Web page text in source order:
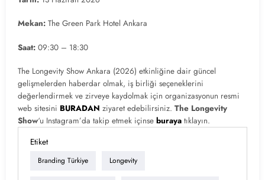
Mekan: The Green Park Hotel Ankara
Saat: 09:30 – 18:30
The Longevity Show Ankara (2026) etkinliğine dair güncel
gelişmelerden haberdar olmak, iş birliği seçeneklerini
değerlendirmek ve zirveye kaydolmak için organizasyonun resmi
web sitesini BURADAN ziyaret edebilirsiniz. The Longevity
Show‘u Instagram’da takip etmek içinse buraya tıklayın.
Etiket
Branding Türkiye Longevity